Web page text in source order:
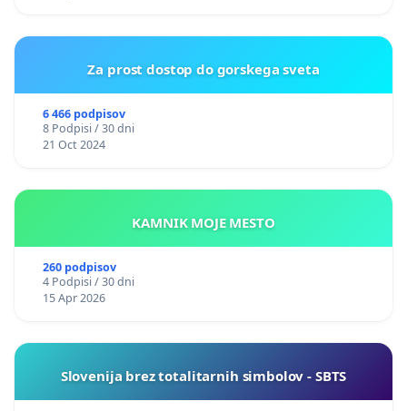
Za prost dostop do gorskega sveta
6 466 podpisov
8 Podpisi / 30 dni
21 Oct 2024
KAMNIK MOJE MESTO
260 podpisov
4 Podpisi / 30 dni
15 Apr 2026
Slovenija brez totalitarnih simbolov - SBTS